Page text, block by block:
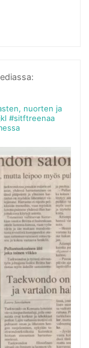
nuorten ja
#sitftreenaa